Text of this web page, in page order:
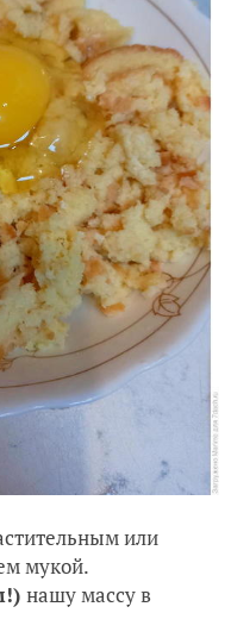
или
мукой.
нашу массу в